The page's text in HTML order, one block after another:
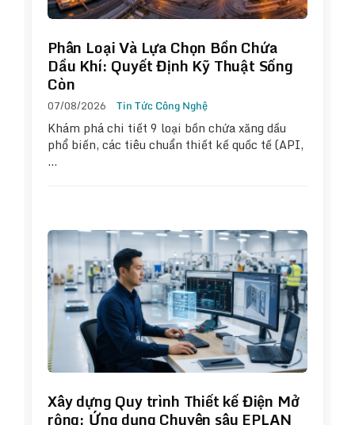
Phân Loại Và Lựa Chọn Bồn Chứa
Dầu Khí: Quyết Định Kỹ Thuật Sống
Còn
07/08/2026 Tin Tức Công Nghệ
Khám phá chi tiết 9 loại bồn chứa xăng dầu
phổ biến, các tiêu chuẩn thiết kế quốc tế (API,
…
Xây dựng Quy trình Thiết kế Điện Mở
rộng: Ứng dụng Chuyên sâu EPLAN